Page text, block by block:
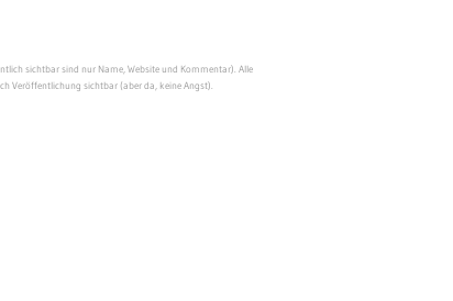
sichtbar sind nur Name, Website und Kommentar). Alle
Veröffentlichung sichtbar (aber da, keine Angst).